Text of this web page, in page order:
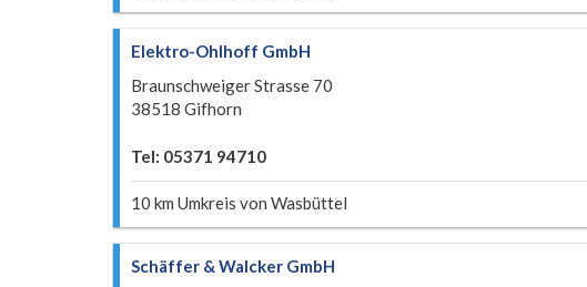
Elektro-Ohlhoff GmbH
Braunschweiger Strasse 70
38518 Gifhorn
Tel: 05371 94710
10 km Umkreis von Wasbüttel
Schäffer & Walcker GmbH